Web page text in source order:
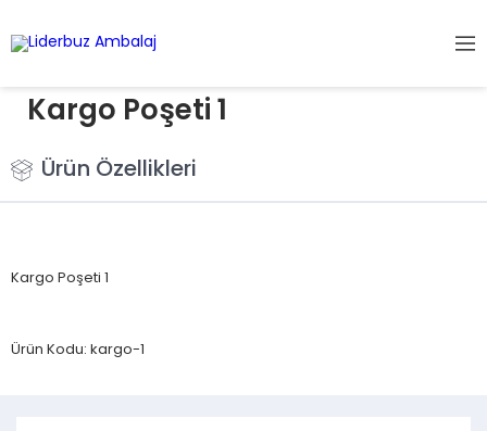
Kargo Poşeti 1
Ürün Özellikleri
Kargo Poşeti 1
Ürün Kodu: kargo-1